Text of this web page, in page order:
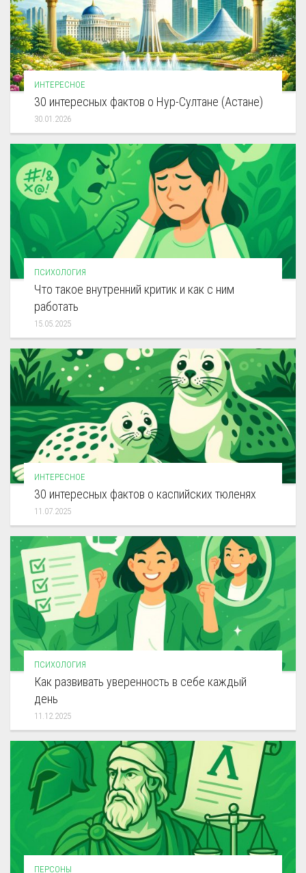
ИНТЕРЕСНОЕ
30 интересных фактов о Нур-Султане (Астане)
30.01.2026
ПСИХОЛОГИЯ
Что такое внутренний критик и как с ним
работать
15.05.2025
ИНТЕРЕСНОЕ
30 интересных фактов о каспийских тюленях
11.07.2025
ПСИХОЛОГИЯ
Как развивать уверенность в себе каждый
день
11.12.2025
ПЕРСОНЫ